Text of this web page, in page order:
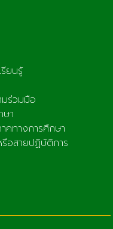
ยนรู้
มร่วมมือ
ษา
คทางการศึกษา
อสายปฏิบัติการ